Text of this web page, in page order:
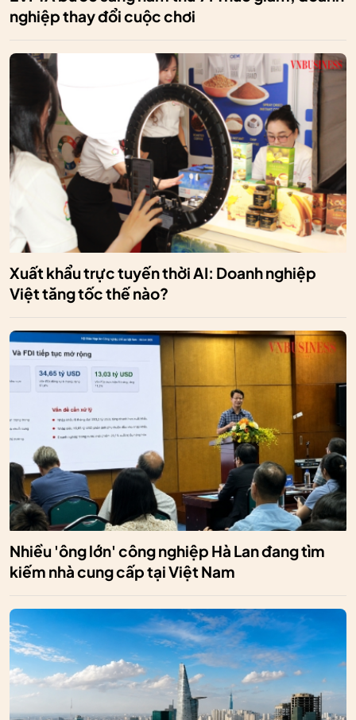
nghiệp thay đổi cuộc chơi
Xuất khẩu trực tuyến thời AI: Doanh nghiệp
Việt tăng tốc thế nào?
Nhiều 'ông lớn' công nghiệp Hà Lan đang tìm
kiếm nhà cung cấp tại Việt Nam